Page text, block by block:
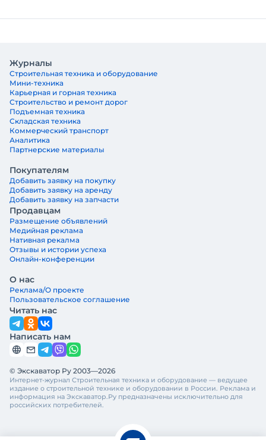
Журналы
Строительная техника и оборудование
Мини-техника
Карьерная и горная техника
Строительство и ремонт дорог
Подъемная техника
Складская техника
Коммерческий транспорт
Аналитика
Партнерские материалы
Покупателям
Добавить заявку на покупку
Добавить заявку на аренду
Добавить заявку на запчасти
Продавцам
Размещение объявлений
Медийная реклама
Нативная рекалма
Отзывы и истории успеха
Онлайн-конференции
О нас
Реклама/О проекте
Пользовательское соглашение
Читать нас
Написать нам
© Экскаватор Ру 2003—2026
Интернет-журнал Строительная техника и оборудование — ведущее
издание о строительной технике и оборудовании в России. Реклама и
информация на Экскаватор.Ру предназначены исключительно для
российских потребителей.